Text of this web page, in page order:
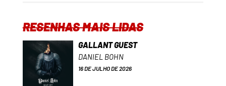
RESENHAS MAIS LIDAS
GALLANT GUEST
DANIEL BOHN
16 DE JULHO DE 2026